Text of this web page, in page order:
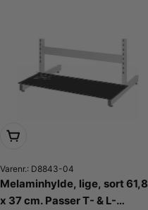
Læg i kurv
Varenr.: D8843-04
Melaminhylde, lige, sort 61,8
x 37 cm. Passer T- & L-